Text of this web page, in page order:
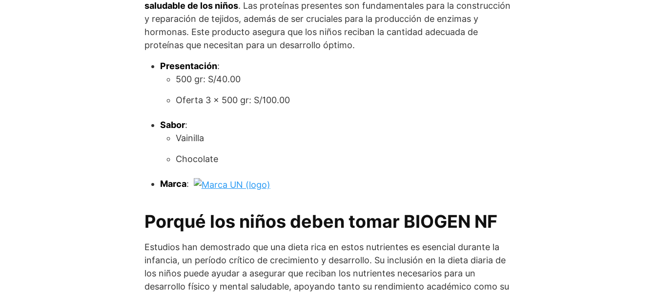
saludable de los niños. Las proteínas presentes son fundamentales para la construcción
y reparación de tejidos, además de ser cruciales para la producción de enzimas y
hormonas. Este producto asegura que los niños reciban la cantidad adecuada de
proteínas que necesitan para un desarrollo óptimo.
Presentación:
500 gr: S/40.00
Oferta 3 x 500 gr: S/100.00
Sabor:
Vainilla
Chocolate
Marca:
Porqué los niños deben tomar BIOGEN NF
Estudios han demostrado que una dieta rica en estos nutrientes es esencial durante la
infancia, un período crítico de crecimiento y desarrollo. Su inclusión en la dieta diaria de
los niños puede ayudar a asegurar que reciban los nutrientes necesarios para un
desarrollo físico y mental saludable, apoyando tanto su rendimiento académico como su